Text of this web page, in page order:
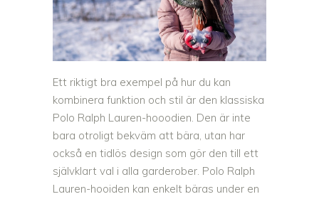
Ett riktigt bra exempel på hur du kan
kombinera funktion och stil är den klassiska
Polo Ralph Lauren-hooodien. Den är inte
bara otroligt bekväm att bära, utan har
också en tidlös design som gör den till ett
självklart val i alla garderober. Polo Ralph
Lauren-hooiden kan enkelt bäras under en